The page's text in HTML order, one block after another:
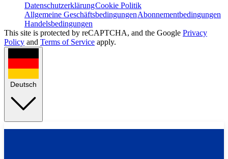
DatenschutzerklärungCookie Politik
Allgemeine GeschäftsbedingungenAbonnementbedingungen
Handelsbedingungen
This site is protected by reCAPTCHA, and the Google Privacy
Policy and Terms of Service apply.
Deutsch